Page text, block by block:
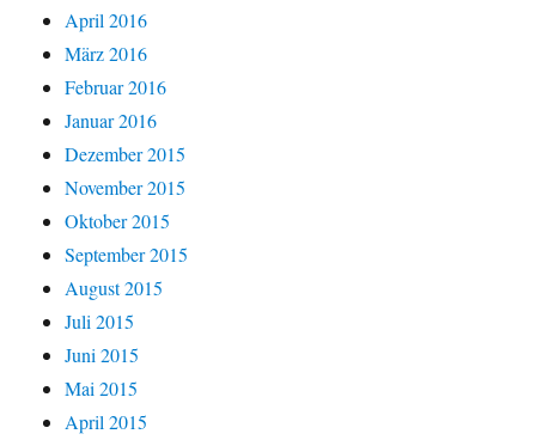
April 2016
März 2016
Februar 2016
Januar 2016
Dezember 2015
November 2015
Oktober 2015
September 2015
August 2015
Juli 2015
Juni 2015
Mai 2015
April 2015